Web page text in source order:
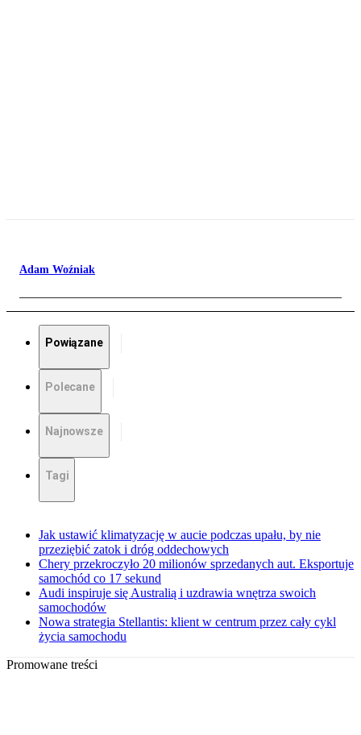
Adam Woźniak
Powiązane
Polecane
Najnowsze
Tagi
Jak ustawić klimatyzację w aucie podczas upału, by nie
przeziębić zatok i dróg oddechowych
Chery przekroczyło 20 milionów sprzedanych aut. Eksportuje
samochód co 17 sekund
Audi inspiruje się Australią i uzdrawia wnętrza swoich
samochodów
Nowa strategia Stellantis: klient w centrum przez cały cykl
życia samochodu
Promowane treści